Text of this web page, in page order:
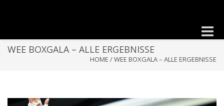
Toggle
WEE BOXGALA – ALLE ERGEBNISSE
HOME /WEE BOXGALA – ALLE ERGEBNISSE